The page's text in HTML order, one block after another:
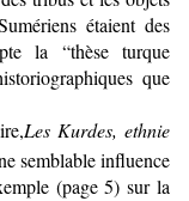
étaient des
la “thèse turque
que
Les Kurdes, ethnie
semblable influence
(page 5) sur la